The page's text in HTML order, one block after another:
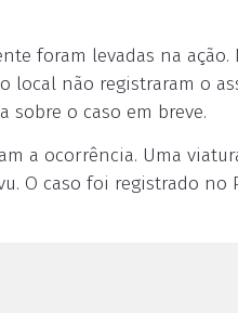
foram levadas na
local não registraram o
sobre o caso em breve.
a ocorrência. Uma
O caso foi registrado